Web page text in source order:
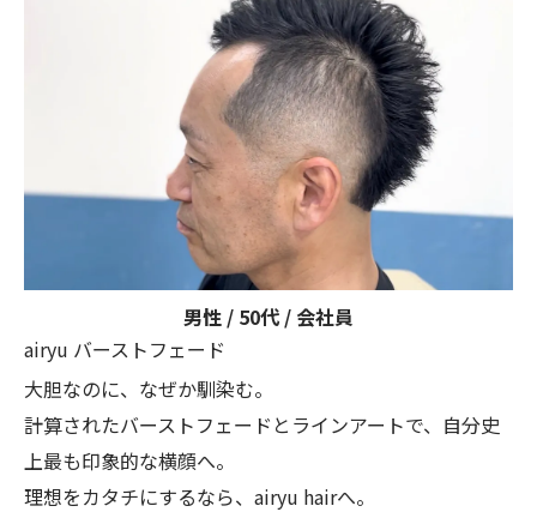
男性 / 50代 / 会社員
airyu バーストフェード
大胆なのに、なぜか馴染む。
計算されたバーストフェードとラインアートで、自分史
上最も印象的な横顔へ。
理想をカタチにするなら、airyu hairへ。